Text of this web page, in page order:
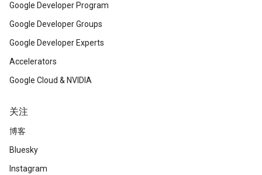
Google Developer Program
Google Developer Groups
Google Developer Experts
Accelerators
Google Cloud & NVIDIA
关注
博客
Bluesky
Instagram